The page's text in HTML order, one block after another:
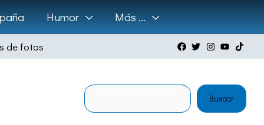
Humor Más …
de fotos
Buscar